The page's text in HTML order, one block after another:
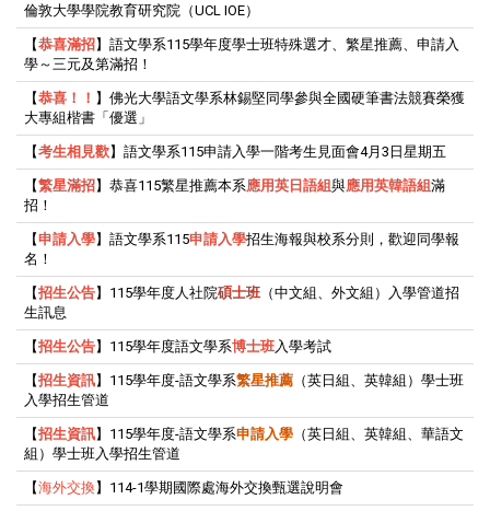
倫敦大學學院教育研究院（UCL IOE）
【恭喜滿招】語文學系115學年度學士班特殊選才、繁星推薦、申請入
學～三元及第滿招！
【恭喜！！ 】佛光大學語文學系林錫堅同學參與全國硬筆書法競賽榮獲
大專組楷書「優選」
【考生相見歡】語文學系115申請入學一階考生見面會4月3日星期五
【繁星滿招】恭喜115繁星推薦本系應用英日語組與應用英韓語組滿
招！
【申請入學】語文學系115申請入學招生海報與校系分則，歡迎同學報
名！
【招生公告】115學年度人社院碩士班（中文組、外文組）入學管道招
生訊息
【招生公告】115學年度語文學系博士班入學考試
【招生資訊】115學年度-語文學系繁星推薦（英日組、英韓組）學士班
入學招生管道
【招生資訊】115學年度-語文學系申請入學（英日組、英韓組、華語文
組）學士班入學招生管道
【海外交換】114-1學期國際處海外交換甄選說明會